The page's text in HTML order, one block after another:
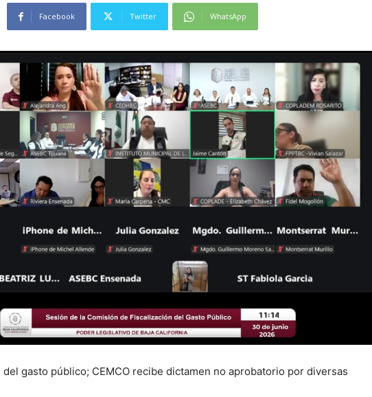
Facebook Twitter WhatsApp
del gasto público; CEMCO recibe dictamen no aprobatorio por diversas